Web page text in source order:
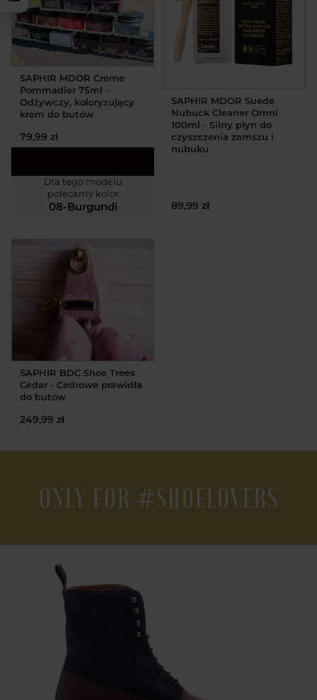
SAPHIR MDOR Creme
Pommadier 75ml -
Odżywczy, koloryzujący
krem do butów
79,99 zł
Dla tego modelu
polecamy kolor
08-Burgundi
SAPHIR MDOR Suede
Nubuck Cleaner Omni
100ml - Silny płyn do
czyszczenia zamszu i
nubuku
89,99 zł
SAPHIR BDC Shoe Trees
Cedar - Cedrowe prawidła
do butów
249,99 zł
ONLY FOR #SHOELOVERS